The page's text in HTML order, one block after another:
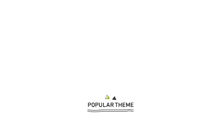
「最近いつもソファに靴下が転がってたからパパが脱ぎっぱなしにしてると
思ってたら、、、犯人はお茶子でした」